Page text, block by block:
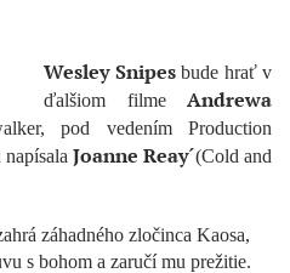
Wesley Snipesbude hrať v
ďalšiom filme Andrewa
pod vedením Production
Joanne Reay´(Cold and
záhadného zločinca Kaosa,
s bohom a zaručí mu prežitie.